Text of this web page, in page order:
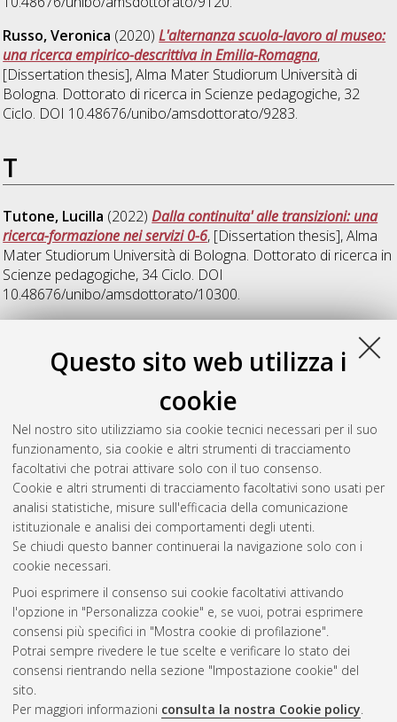
Questo sito web utilizza i
cookie
Nel nostro sito utilizziamo sia cookie tecnici necessari per il suo
funzionamento, sia cookie e altri strumenti di tracciamento
facoltativi che potrai attivare solo con il tuo consenso.
Cookie e altri strumenti di tracciamento facoltativi sono usati per
analisi statistiche, misure sull'efficacia della comunicazione
istituzionale e analisi dei comportamenti degli utenti.
Se chiudi questo banner continuerai la navigazione solo con i
cookie necessari.
Puoi esprimere il consenso sui cookie facoltativi attivando
l'opzione in "Personalizza cookie" e, se vuoi, potrai esprimere
consensi più specifici in "Mostra cookie di profilazione".
Potrai sempre rivedere le tue scelte e verificare lo stato dei
consensi rientrando nella sezione "Impostazione cookie" del
sito.
Per maggiori informazioni consulta la nostra Cookie policy.
Russo, Veronica (2020)L'alternanza scuola-lavoro al museo:
una ricerca empirico-descrittiva in Emilia-Romagna,
[Dissertation thesis], Alma Mater Studiorum Università di
Bologna. Dottorato di ricerca in Scienze pedagogiche, 32
Ciclo. DOI 10.48676/unibo/amsdottorato/9283.
T
Tutone, Lucilla (2022)Dalla continuita' alle transizioni: una
ricerca-formazione nei servizi 0-6, [Dissertation thesis], Alma
Mater Studiorum Università di Bologna. Dottorato di ricerca in
Scienze pedagogiche, 34 Ciclo. DOI
10.48676/unibo/amsdottorato/10300.
(2024)La pedagogia e metodologia
Montessori in relazione allo sviluppo tecnologico-digitale
[Dissertation thesis], Alma Mater Studiorum Università di
Bologna. Dottorato di ricerca inScienze pedagogiche, 36
Ciclo. DOI 10.48676/unibo/amsdottorato/11484.
Questa lista e' stata generata ilFri Aug 7 20:47:46 2026 CEST
Atom
Rss 1.0
Rss 2.0
ISSN: 2038-7946